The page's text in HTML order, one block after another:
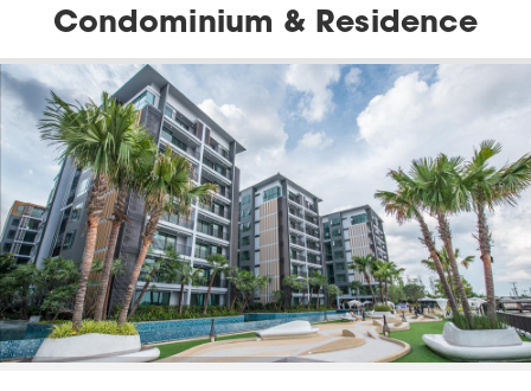
Condominium & Residence